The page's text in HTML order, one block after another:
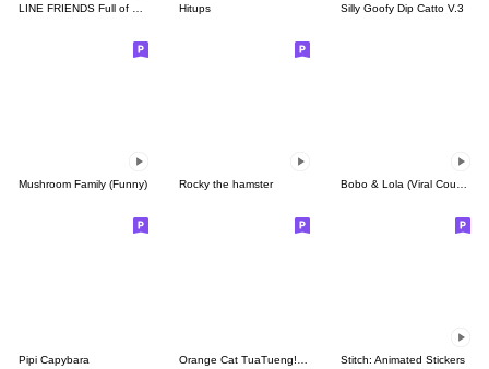
Hitups Silly Goofy Dip Catto V.3
Mushroom Family (Funny) Rocky the hamster
Pipi Capybara Orange Cat TuaTueng! (ENG) Stitch: Animated Stickers